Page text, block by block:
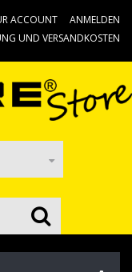
ANMELDEN
ACCOUNT
UND VERSANDKOSTEN